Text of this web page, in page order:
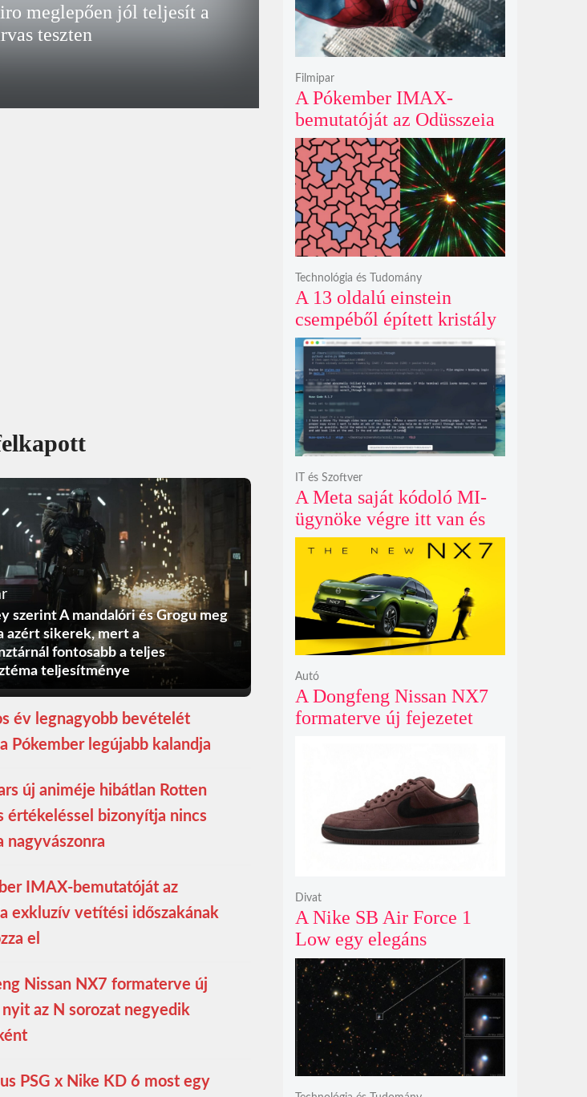
meglepően jól teljesít a
teszten
szerint A mandalóri és Grogu meg
azért sikerek, mert a
fontosabb a teljes
teljesítménye
év legnagyobb bevételét
Pókember legújabb kalandja
új animéje hibátlan Rotten
értékeléssel bizonyítja nincs
nagyvászonra
IMAX-bemutatóját az
exkluzív vetítési időszakának
el
Nissan NX7 formaterve új
az N sorozat negyedik
PSG x Nike KD 6 most egy
A Pókember IMAX-
bemutatóját az Odüsszeia
exkluzív vetítési
időszakának lejárta hozza
el
Filmipar
A 13 oldalú einstein
csempéből épített kristály
példátlanul forgó
csillagmintát vetít a fény
polarizációjától függően
Technológia és Tudomány
A Meta saját kódoló MI-
ügynöke végre itt van és
nem fél belenyúlni a
IT és Szoftver
A Dongfeng Nissan NX7
formaterve új fejezetet
Autó
A Nike SB Air Force 1
Low egy elegáns
világosbarna
színváltozatban bukkant
fel újra
Divat